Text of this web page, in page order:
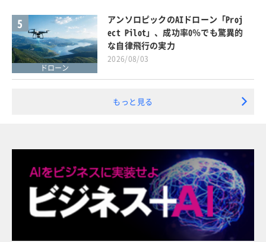
5
ドローン
アンソロピックのAIドローン「Proj
ect Pilot」、成功率0％でも驚異的
な自律飛行の実力
2026/08/03
もっと見る